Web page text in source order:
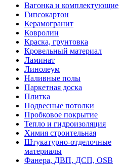
Вагонка и комплектующие
Гипсокартон
Керамогранит
Ковролин
Краска, грунтовка
Кровельный материал
Ламинат
Линолеум
Наливные полы
Паркетная доска
Плитка
Подвесные потолки
Пробковое покрытие
Тепло и гидроизоляция
Химия строительная
Штукатурно-отделочные
материалы
Фанера, ДВП, ДСП, OSB